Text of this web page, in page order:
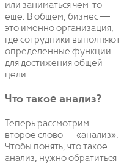
или заниматься чем-то
еще. В общем, бизнес —
это именно организация,
где сотрудники выполняют
определенные функции
для достижения общей
цели.
Что такое анализ?
Теперь рассмотрим
второе слово — «анализ».
Чтобы понять, что такое
анализ, нужно обратиться